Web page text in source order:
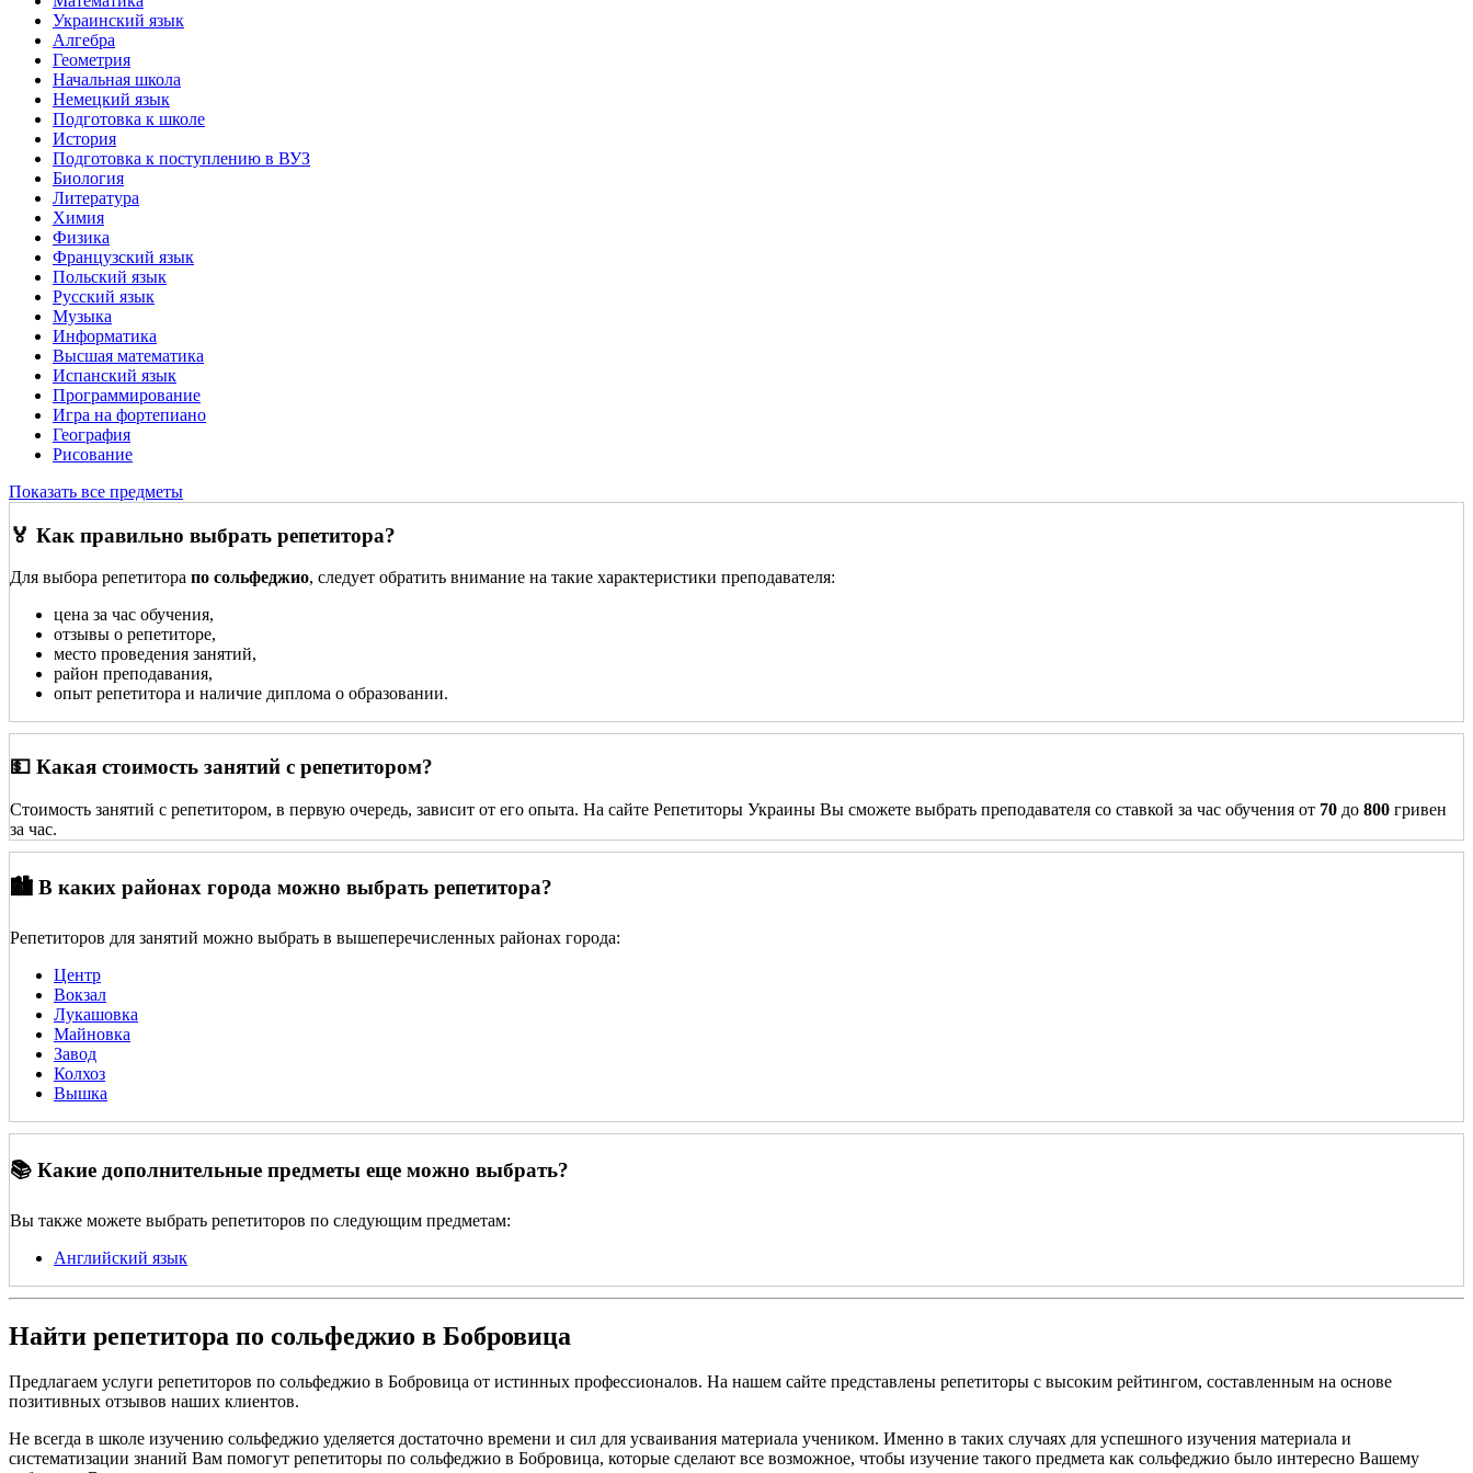
Украинский язык
Алгебра
Геометрия
Начальная школа
Немецкий язык
Подготовка к школе
История
Подготовка к поступлению в ВУЗ
Биология
Литература
Химия
Физика
Французский язык
Польский язык
Русский язык
Музыка
Информатика
Высшая математика
Испанский язык
Программирование
Игра на фортепиано
География
Рисование
Показать все предметы
🏅 Как правильно выбрать репетитора?
Для выбора репетитора по сольфеджио, следует обратить внимание на такие характеристики преподавателя:
цена за час обучения,
отзывы о репетиторе,
место проведения занятий,
район преподавания,
опыт репетитора и наличие диплома о образовании.
💵 Какая стоимость занятий с репетитором?
Стоимость занятий с репетитором, в первую очередь, зависит от его опыта. На сайте Репетиторы Украины Вы сможете выбрать преподавателя со ставкой за час обучения от 70 до 800 гривен
за час.
🏙️ В каких районах города можно выбрать репетитора?
Репетиторов для занятий можно выбрать в вышеперечисленных районах города:
Центр
Вокзал
Лукашовка
Майновка
Завод
Колхоз
Вышка
📚 Какие дополнительные предметы еще можно выбрать?
Вы также можете выбрать репетиторов по следующим предметам:
Английский язык
Найти репетитора по сольфеджио в Бобровица
Предлагаем услуги репетиторов по сольфеджио в Бобровица от истинных профессионалов. На нашем сайте представлены репетиторы с высоким рейтингом, составленным на основе
позитивных отзывов наших клиентов.
Не всегда в школе изучению сольфеджио уделяется достаточно времени и сил для усваивания материала учеником. Именно в таких случаях для успешного изучения материала и
систематизации знаний Вам помогут репетиторы по сольфеджио в Бобровица, которые сделают все возможное, чтобы изучение такого предмета как сольфеджио было интересно Вашему